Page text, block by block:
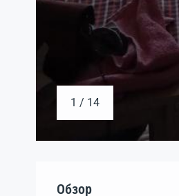
1 / 14
Обзор